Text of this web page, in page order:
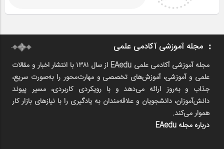
مجله آموزشی آکادمی علمی
مجله آموزشی آکادمی علمی EAedu از سال ۱۳۸۱ با انتشار اخبار و مقالات
علمی و آموزشی، آموزش‌های تخصصی و مهارت‌محور را به‌صورت سریع،
جذاب و به‌روز ارائه می‌دهد و با رویکردی کاربردی، مسیر پیوند
دانش‌آموزان، دانشجویان و علاقه‌مندان به یادگیری را با نیازهای بازار کار
هموار می‌کند.
درباره مجله EAedu